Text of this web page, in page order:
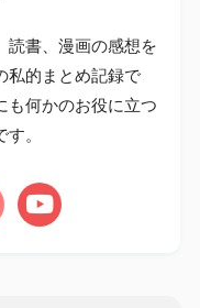
読書、漫画の感想を
私的まとめ記録で
も何かのお役に立つ
。